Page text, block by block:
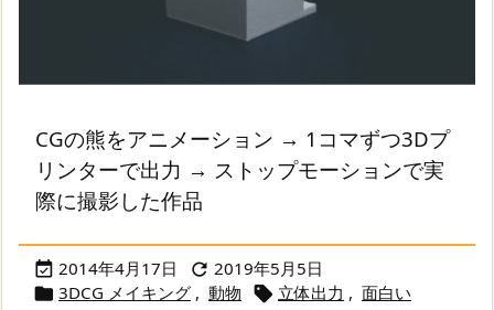
CGの熊をアニメーション → 1コマずつ3Dプ
リンターで出力 → ストップモーションで実
際に撮影した作品
 2014年4月17日  2019年5月5日
 3DCG メイキング , 動物  立体出力 , 面白い